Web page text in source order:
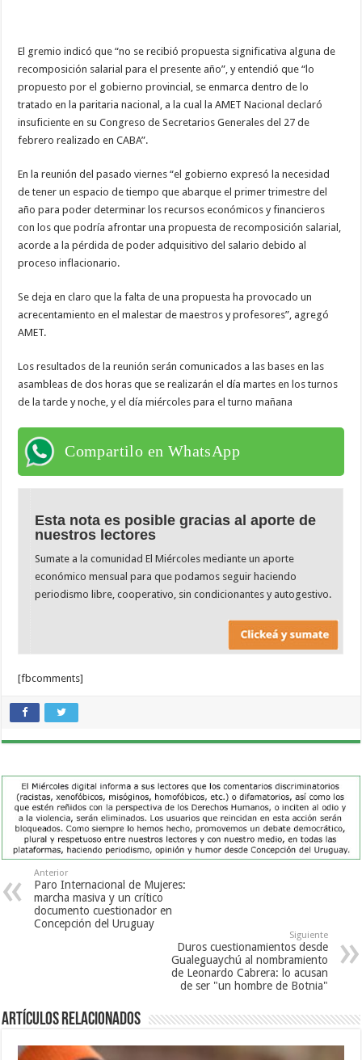
El gremio indicó que “no se recibió propuesta significativa alguna de
recomposición salarial para el presente año”, y entendió que “lo
propuesto por el gobierno provincial, se enmarca dentro de lo
tratado en la paritaria nacional, a la cual la AMET Nacional declaró
insuficiente en su Congreso de Secretarios Generales del 27 de
febrero realizado en CABA”.
En la reunión del pasado viernes “el gobierno expresó la necesidad
de tener un espacio de tiempo que abarque el primer trimestre del
año para poder determinar los recursos económicos y financieros
con los que podría afrontar una propuesta de recomposición salarial,
acorde a la pérdida de poder adquisitivo del salario debido al
proceso inflacionario.
Se deja en claro que la falta de una propuesta ha provocado un
acrecentamiento en el malestar de maestros y profesores”, agregó
AMET.
Los resultados de la reunión serán comunicados a las bases en las
asambleas de dos horas que se realizarán el día martes en los turnos
de la tarde y noche, y el día miércoles para el turno mañana
Compartilo en WhatsApp
Esta nota es posible gracias al aporte de
nuestros lectores
Sumate a la comunidad El Miércoles mediante un aporte
económico mensual para que podamos seguir haciendo
periodismo libre, cooperativo, sin condicionantes y autogestivo.
[fbcomments]
Anterior
Paro Internacional de Mujeres:
marcha masiva y un crítico
documento cuestionador en
Concepción del Uruguay
Siguiente
Duros cuestionamientos desde
Gualeguaychú al nombramiento
de Leonardo Cabrera: lo acusan
de ser "un hombre de Botnia"
Artículos Relacionados